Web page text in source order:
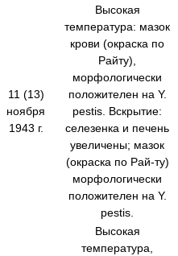
11 (13)
ноября
1943 г.
Высокая
температура: мазок
крови (окраска по
Райту),
морфологически
положителен на Y.
pestis. Вскрытие:
селезенка и печень
увеличены; мазок
(окраска по Рай-ту)
морфологически
положителен на Y.
pestis.
Высокая
температура,